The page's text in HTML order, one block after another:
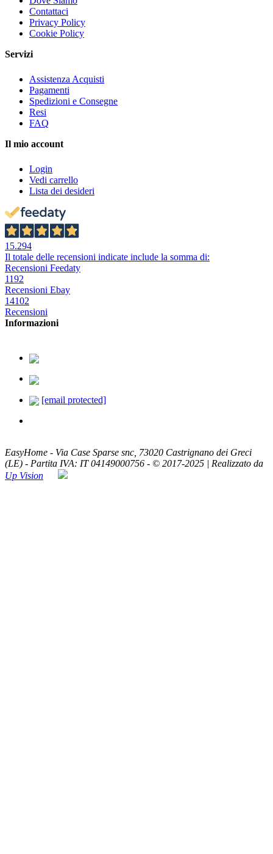
Contattaci
Privacy Policy
Cookie Policy
Servizi
Assistenza Acquisti
Pagamenti
Spedizioni e Consegne
Resi
FAQ
Il mio account
Login
Vedi carrello
Lista dei desideri
15.294
Il totale delle recensioni indicate include la somma di:
Recensioni Feedaty
1192
Recensioni Ebay
14102
Recensioni
Informazioni
[email protected]
EasyHome - Via Case Sparse snc, 73020 Castrignano dei Greci
(LE) - Partita IVA: IT 04149000756 - © 2017-2025 | Realizzato da
Up Vision